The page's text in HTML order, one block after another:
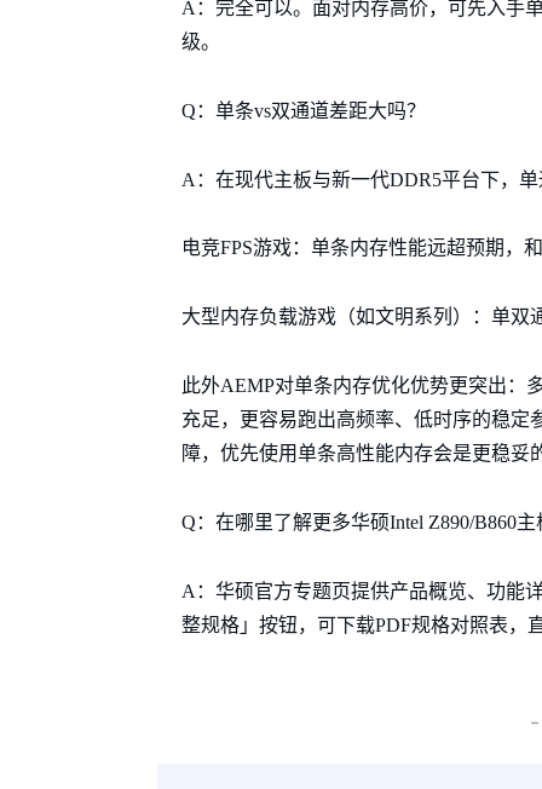
A：完全可以。面对内存高价，可先入手
级。
Q：单条vs双通道差距大吗？
A：在现代主板与新一代DDR5平台下，
电竞FPS游戏：单条内存性能远超预期，
大型内存负载游戏（如文明系列）：单双
此外AEMP对单条内存优化优势更突出：
充足，更容易跑出高频率、低时序的稳
障，优先使用单条高性能内存会是更稳妥
Q：在哪里了解更多华硕Intel Z890/B860
A：华硕官方专题页提供产品概览、功能
整规格」按钮，可下载PDF规格对照表，